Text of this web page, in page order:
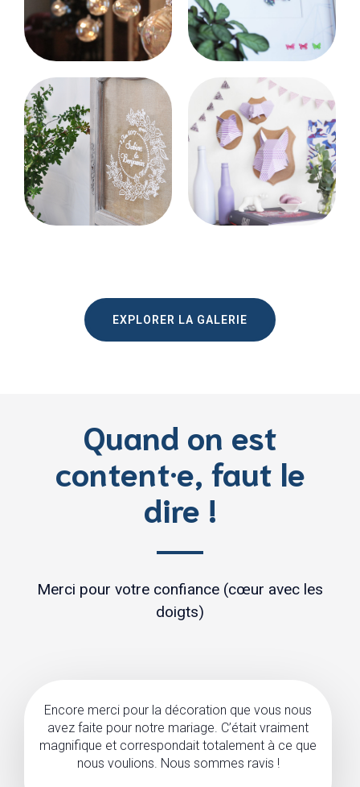
EXPLORER LA GALERIE
Quand on est
content·e, faut le
dire !
Merci pour votre confiance (cœur avec les
doigts)
Encore merci pour la décoration que vous nous
avez faite pour notre mariage. C’était vraiment
magnifique et correspondait totalement à ce que
nous voulions. Nous sommes ravis !